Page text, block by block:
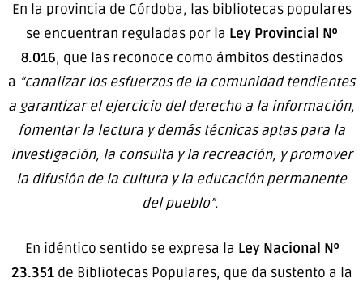
En la provincia de Córdoba, las bibliotecas populares
se encuentran reguladas por la Ley Provincial Nº
8.016, que las reconoce como ámbitos destinados
a “canalizar los esfuerzos de la comunidad tendientes
a garantizar el ejercicio del derecho a la información,
fomentar la lectura y demás técnicas aptas para la
investigación, la consulta y la recreación, y promover
la difusión de la cultura y la educación permanente
del pueblo”.
En idéntico sentido se expresa la Ley Nacional Nº
23.351de Bibliotecas Populares, que da sustento a la